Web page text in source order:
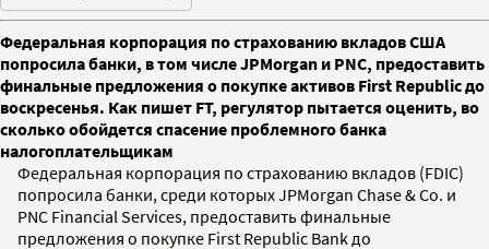
Федеральная корпорация по страхованию вкладов США
попросила банки, в том числе JPMorgan и PNC, предоставить
финальные предложения о покупке активов First Republic до
воскресенья. Как пишет FT, регулятор пытается оценить, во
сколько обойдется спасение проблемного банка
налогоплательщикам
Федеральная корпорация по страхованию вкладов (FDIC)
попросила банки, среди которых JPMorgan Chase & Co. и
PNC Financial Services, предоставить финальные
предложения о покупке First Republic Bank до